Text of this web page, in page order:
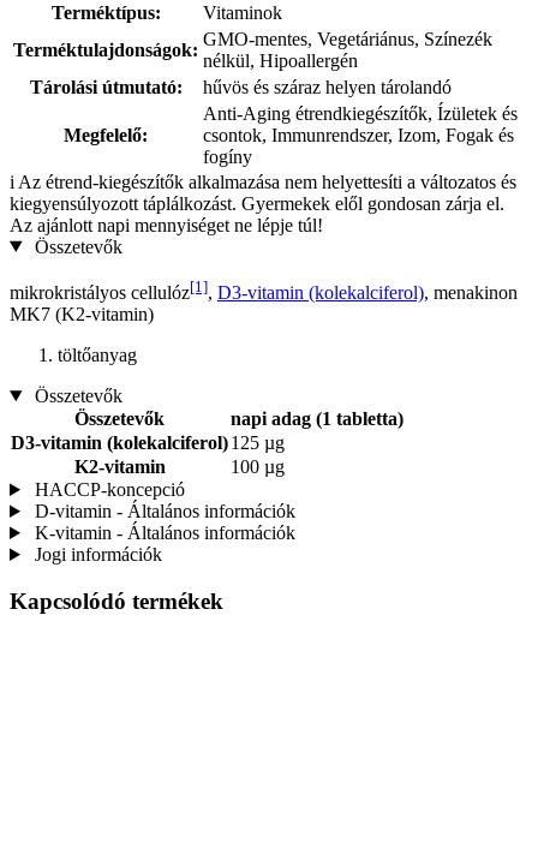
Terméktípus:
Vitaminok
Terméktulajdonságok:
GMO-mentes, Vegetáriánus, Színezék
nélkül, Hipoallergén
Tárolási útmutató:
hűvös és száraz helyen tárolandó
Megfelelő:
Anti-Aging étrendkiegészítők, Ízületek és
csontok, Immunrendszer, Izom, Fogak és
fogíny
i Az étrend-kiegészítők alkalmazása nem helyettesíti a változatos és
kiegyensúlyozott táplálkozást. Gyermekek elől gondosan zárja el.
Az ajánlott napi mennyiséget ne lépje túl!
Összetevők
mikrokristályos cellulóz[1], D3-vitamin (kolekalciferol), menakinon
MK7 (K2-vitamin)
töltőanyag
Összetevők
Összetevők
napi adag (1 tabletta)
D3-vitamin (kolekalciferol)125 µg
K2-vitamin
100 µg
HACCP-koncepció
D-vitamin - Általános információk
K-vitamin - Általános információk
Jogi információk
Kapcsolódó termékek